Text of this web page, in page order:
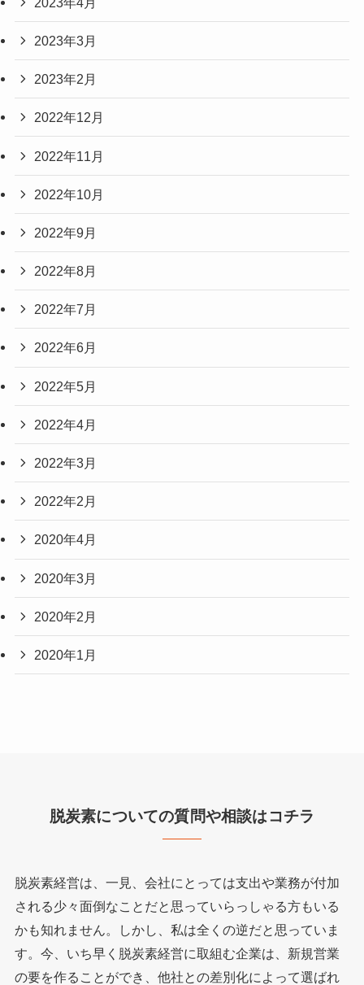
2023年3月
2023年2月
2022年12月
2022年11月
2022年10月
2022年9月
2022年8月
2022年7月
2022年6月
2022年5月
2022年4月
2022年3月
2022年2月
2020年4月
2020年3月
2020年2月
2020年1月
脱炭素についての質問や相談はコチラ
脱炭素経営は、一見、会社にとっては支出や業務が付加
される少々面倒なことだと思っていらっしゃる方もいる
かも知れません。しかし、私は全くの逆だと思っていま
す。今、いち早く脱炭素経営に取組む企業は、新規営業
の要を作ることができ、他社との差別化によって選ばれ